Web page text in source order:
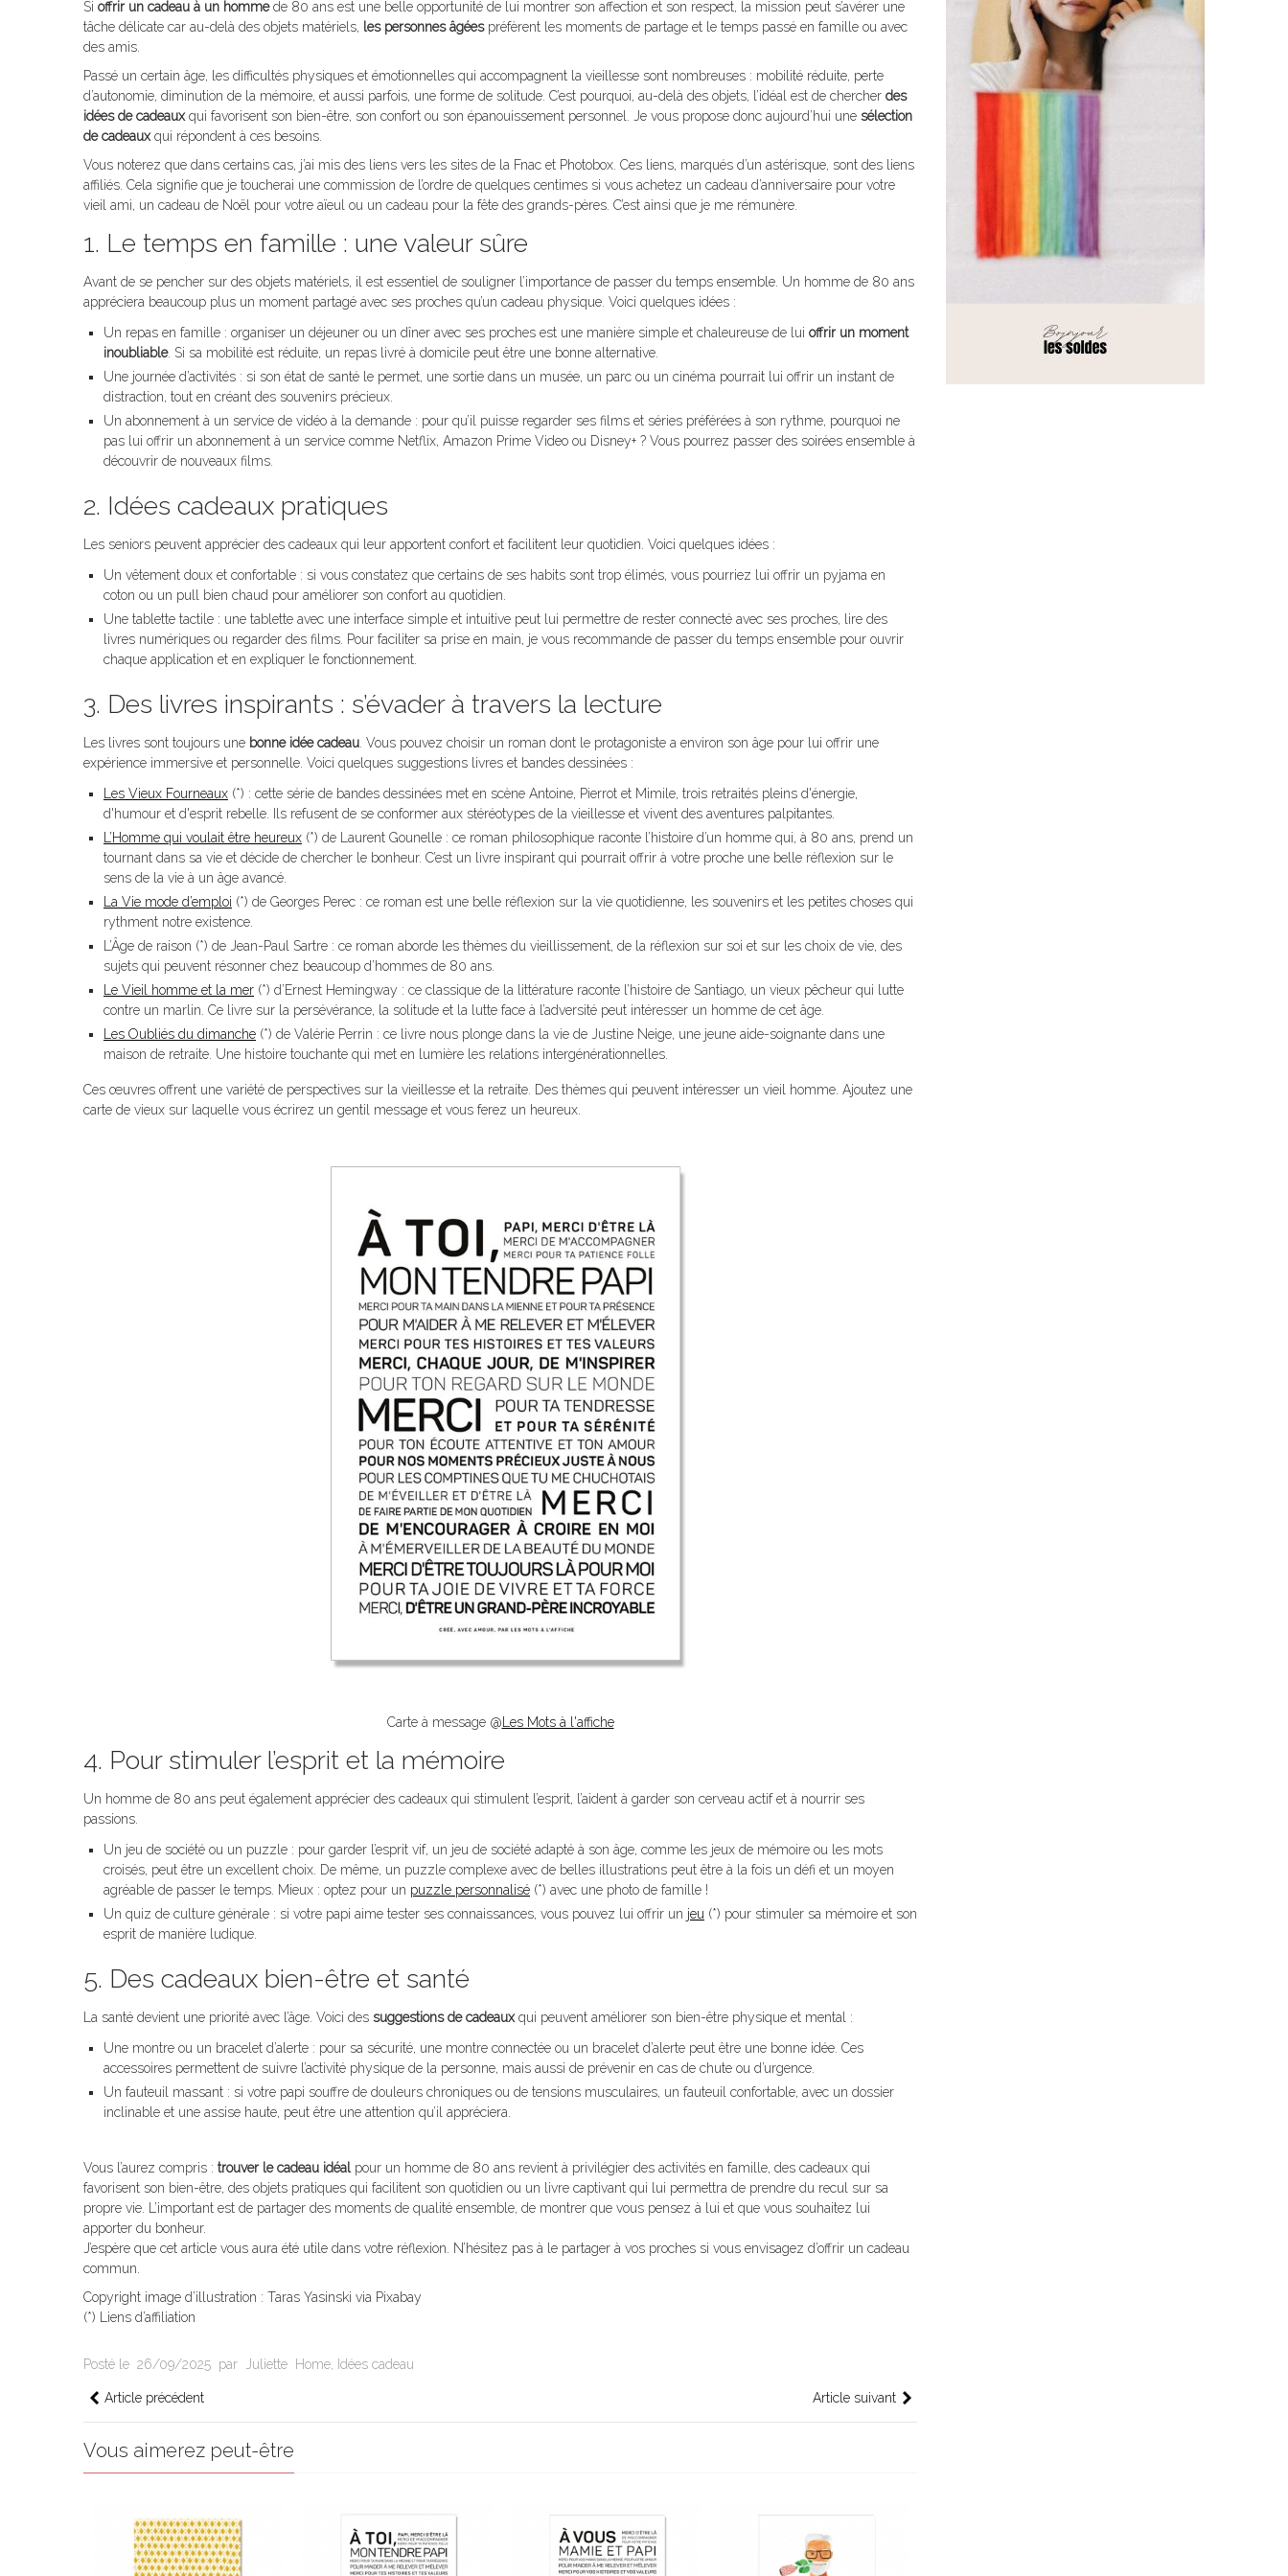
Si offrir un cadeau à un hommede 80 ans est une belle opportunité de lui montrer son affection et son respect, la mission peut s’avérer une
tâche délicate car au-delà des objets matériels, les personnes âgéespréfèrent les moments de partage et le temps passé en famille ou avec
des amis.
Passé un certain âge, les difficultés physiques et émotionnelles qui accompagnent la vieillesse sont nombreuses : mobilité réduite, perte
d’autonomie, diminution de la mémoire, et aussi parfois, une forme de solitude. C’est pourquoi, au-delà des objets, l’idéal est de chercher des
idées de cadeauxqui favorisent son bien-être, son confort ou son épanouissement personnel. Je vous propose donc aujourd’hui une sélection
de cadeauxqui répondent à ces besoins.
Vous noterez que dans certains cas, j’ai mis des liens vers les sites de la Fnac et Photobox. Ces liens, marqués d’un astérisque, sont des liens
affiliés. Cela signifie que je toucherai une commission de l’ordre de quelques centimes si vous achetez un cadeau d’anniversaire pour votre
vieil ami, un cadeau de Noël pour votre aïeul ou un cadeau pour la fête des grands-pères. C’est ainsi que je me rémunère.
1. Le temps en famille : une valeur sûre
Avant de se pencher sur des objets matériels, il est essentiel de souligner l’importance de passer du temps ensemble. Un homme de 80 ans
appréciera beaucoup plus un moment partagé avec ses proches qu’un cadeau physique. Voici quelques idées :
Un repas en famille : organiser un déjeuner ou un dîner avec ses proches est une manière simple et chaleureuse de lui offrir un moment
inoubliable. Si sa mobilité est réduite, un repas livré à domicile peut être une bonne alternative.
Une journée d’activités : si son état de santé le permet, une sortie dans un musée, un parc ou un cinéma pourrait lui offrir un instant de
distraction, tout en créant des souvenirs précieux.
Un abonnement à un service de vidéo à la demande : pour qu’il puisse regarder ses films et séries préférées à son rythme, pourquoi ne
pas lui offrir un abonnement à un service comme Netflix, Amazon Prime Video ou Disney+ ? Vous pourrez passer des soirées ensemble à
découvrir de nouveaux films.
2. Idées cadeaux pratiques
Les seniors peuvent apprécier des cadeaux qui leur apportent confort et facilitent leur quotidien. Voici quelques idées :
Un vêtement doux et confortable : si vous constatez que certains de ses habits sont trop élimés, vous pourriez lui offrir un pyjama en
coton ou un pull bien chaud pour améliorer son confort au quotidien.
Une tablette tactile : une tablette avec une interface simple et intuitive peut lui permettre de rester connecté avec ses proches, lire des
livres numériques ou regarder des films. Pour faciliter sa prise en main, je vous recommande de passer du temps ensemble pour ouvrir
chaque application et en expliquer le fonctionnement.
3. Des livres inspirants : s’évader à travers la lecture
Les livres sont toujours une bonne idée cadeau . Vous pouvez choisir un roman dont le protagoniste a environ son âge pour lui offrir une
expérience immersive et personnelle. Voici quelques suggestions livres et bandes dessinées :
Les Vieux Fourneaux (*) : cette série de bandes dessinées met en scène Antoine, Pierrot et Mimile, trois retraités pleins d'énergie,
d'humour et d'esprit rebelle. Ils refusent de se conformer aux stéréotypes de la vieillesse et vivent des aventures palpitantes.
L’Homme qui voulait être heureux (*) de Laurent Gounelle : ce roman philosophique raconte l’histoire d’un homme qui, à 80 ans, prend un
tournant dans sa vie et décide de chercher le bonheur. C’est un livre inspirant qui pourrait offrir à votre proche une belle réflexion sur le
sens de la vie à un âge avancé.
La Vie mode d’emploi (*) de Georges Perec : ce roman est une belle réflexion sur la vie quotidienne, les souvenirs et les petites choses qui
rythment notre existence.
L’Âge de raison (*) de Jean-Paul Sartre : ce roman aborde les thèmes du vieillissement, de la réflexion sur soi et sur les choix de vie, des
sujets qui peuvent résonner chez beaucoup d’hommes de 80 ans.
Le Vieil homme et la mer (*) d’Ernest Hemingway : ce classique de la littérature raconte l’histoire de Santiago, un vieux pêcheur qui lutte
contre un marlin. Ce livre sur la persévérance, la solitude et la lutte face à l’adversité peut intéresser un homme de cet âge.
Les Oubliés du dimanche (*) de Valérie Perrin : ce livre nous plonge dans la vie de Justine Neige, une jeune aide-soignante dans une
maison de retraite. Une histoire touchante qui met en lumière les relations intergénérationnelles.
Ces œuvres offrent une variété de perspectives sur la vieillesse et la retraite. Des thèmes qui peuvent intéresser un vieil homme. Ajoutez une
carte de vieux sur laquelle vous écrirez un gentil message et vous ferez un heureux.
Carte à message @ Les Mots à l'affiche
4. Pour stimuler l’esprit et la mémoire
Un homme de 80 ans peut également apprécier des cadeaux qui stimulent l’esprit, l’aident à garder son cerveau actif et à nourrir ses
passions.
Un jeu de société ou un puzzle : pour garder l’esprit vif, un jeu de société adapté à son âge, comme les jeux de mémoire ou les mots
croisés, peut être un excellent choix. De même, un puzzle complexe avec de belles illustrations peut être à la fois un défi et un moyen
agréable de passer le temps. Mieux : optez pour un puzzle personnalisé (*) avec une photo de famille !
Un quiz de culture générale : si votre papi aime tester ses connaissances, vous pouvez lui offrir un jeu (*) pour stimuler sa mémoire et son
esprit de manière ludique.
5. Des cadeaux bien-être et santé
La santé devient une priorité avec l’âge. Voici des suggestions de cadeauxqui peuvent améliorer son bien-être physique et mental :
Une montre ou un bracelet d’alerte : pour sa sécurité, une montre connectée ou un bracelet d’alerte peut être une bonne idée. Ces
accessoires permettent de suivre l’activité physique de la personne, mais aussi de prévenir en cas de chute ou d’urgence.
Un fauteuil massant : si votre papi souffre de douleurs chroniques ou de tensions musculaires, un fauteuil confortable, avec un dossier
inclinable et une assise haute, peut être une attention qu’il appréciera.
Vous l’aurez compris : trouver le cadeau idéal pour un homme de 80 ans revient à privilégier des activités en famille, des cadeaux qui
favorisent son bien-être, des objets pratiques qui facilitent son quotidien ou un livre captivant qui lui permettra de prendre du recul sur sa
propre vie. L’important est de partager des moments de qualité ensemble, de montrer que vous pensez à lui et que vous souhaitez lui
apporter du bonheur.
J’espère que cet article vous aura été utile dans votre réflexion. N’hésitez pas à le partager à vos proches si vous envisagez d’offrir un cadeau
commun.
Copyright image d’illustration : Taras Yasinski via Pixabay
(*) Liens d’affiliation
Posté le 26/09/2025 par Juliette Home Idées cadeau
Article précédent Article suivant
Vous aimerez peut-être